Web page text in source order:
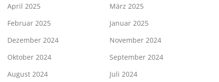
April 2025
März 2025
Februar 2025
Januar 2025
Dezember 2024
November 2024
Oktober 2024
September 2024
August 2024
Juli 2024